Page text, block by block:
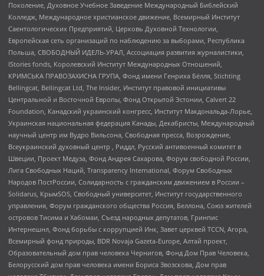
Поколение, Духовное Учебное Заведение Международный Библейский
Колледж, Международное христианское движение, Всемирный Институт
Саентологических Предприятий, Церковь Духовной Технологии,
Европейская сеть организаций по наблюдению за выборами, Республика
Польша, СВОБОДНЫЙ ИДЕЛЬ-УРАЛ, Ассоциация развития журналистики,
IStories fonds, Королевский Институт Международных Отношений,
КРИМСЬКА ПРАВОЗАХИСНА ГРУПА, Фонд имени Генриха Бёлля, Stichting
Bellingcat, Bellingcat Ltd, The Insider, Институт правовой инициативы
Центральной и Восточной Европы, Фонд Открытой Эстонии, Calvert 22
Foundation, Канадский украинский конгресс, Институт Макдональда-Лорье,
Украинская национальная федерация Канады, Декабристы, Международный
научный центр им Вудро Вильсона, Свободная пресса, Возрождение,
Всеукраинский духовный центр , Риддл, Русский антивоенный комитет в
Швеции, Проект Медуза, Фонд Андрея Сахарова, Форум свободной России,
Лига Свободных Наций, Transparеncy International, Форум Свободных
Народов ПостРоссии, Солидарность с гражданским движением в России –
Solidarus, КрымSOS, Свободный университет, Институт государственного
управления, Форум гражданского общества Россия, Беллона, Союз жителей
островов Тисима и Хабомаи, Съезд народных депутатов, Гринпис
Интернешнл, Фонд борьбы с коррупцией Инк, Завет церквей TCCN, Агора,
Всемирный фонд природы, BDR Novaja Gazeta-Europe, Алтай проект,
Образовательный дом прав человека Чернигов, Фонд Дом Прав Человека,
Белорусский дом прав человека имени Бориса Звозскова, Дом прав